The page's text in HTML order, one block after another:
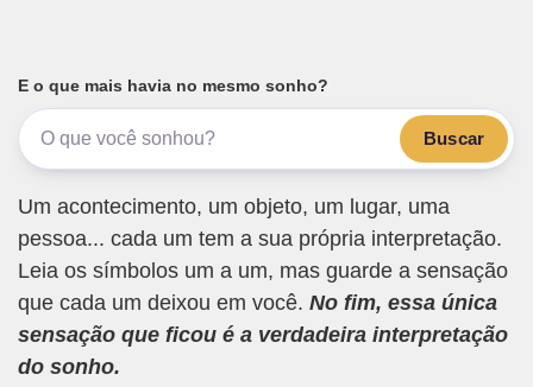
E o que mais havia no mesmo sonho?
Buscar
Um acontecimento, um objeto, um lugar, uma
pessoa... cada um tem a sua própria interpretação.
Leia os símbolos um a um, mas guarde a sensação
que cada um deixou em você. No fim, essa única
sensação que ficou é a verdadeira interpretação
do sonho.